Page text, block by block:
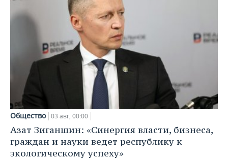
Общество 03 авг, 00:00
Азат Зиганшин: «Синергия власти, бизнеса,
граждан и науки ведет республику к
экологическому успеху»